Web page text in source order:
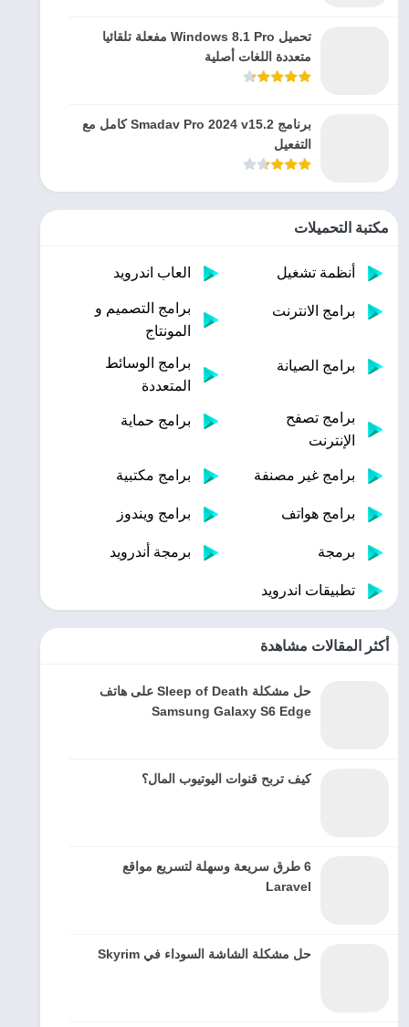
تحميل Windows 8.1 Pro مفعلة تلقائيا
متعددة اللغات أصلية
برنامج Smadav Pro 2024 v15.2 كامل مع
التفعيل
مكتبة التحميلات
أنظمة تشغيل العاب اندرويد
برامج الانترنت
برامج التصميم و
المونتاج
برامج الصيانة
برامج الوسائط
المتعددة
برامج تصفح
الإنترنت
برامج حماية
برامج غير مصنفة برامج مكتبية
برامج هواتف برامج ويندوز
برمجة برمجة أندرويد
تطبيقات اندرويد
أكثر المقالات مشاهدة
حل مشكلة Sleep of Death على هاتف
Samsung Galaxy S6 Edge
كيف تربح قنوات اليوتيوب المال؟
6 طرق سريعة وسهلة لتسريع مواقع
Laravel
حل مشكلة الشاشة السوداء في Skyrim